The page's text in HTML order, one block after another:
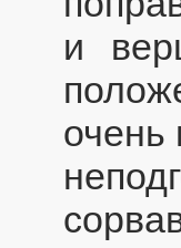
и
очень